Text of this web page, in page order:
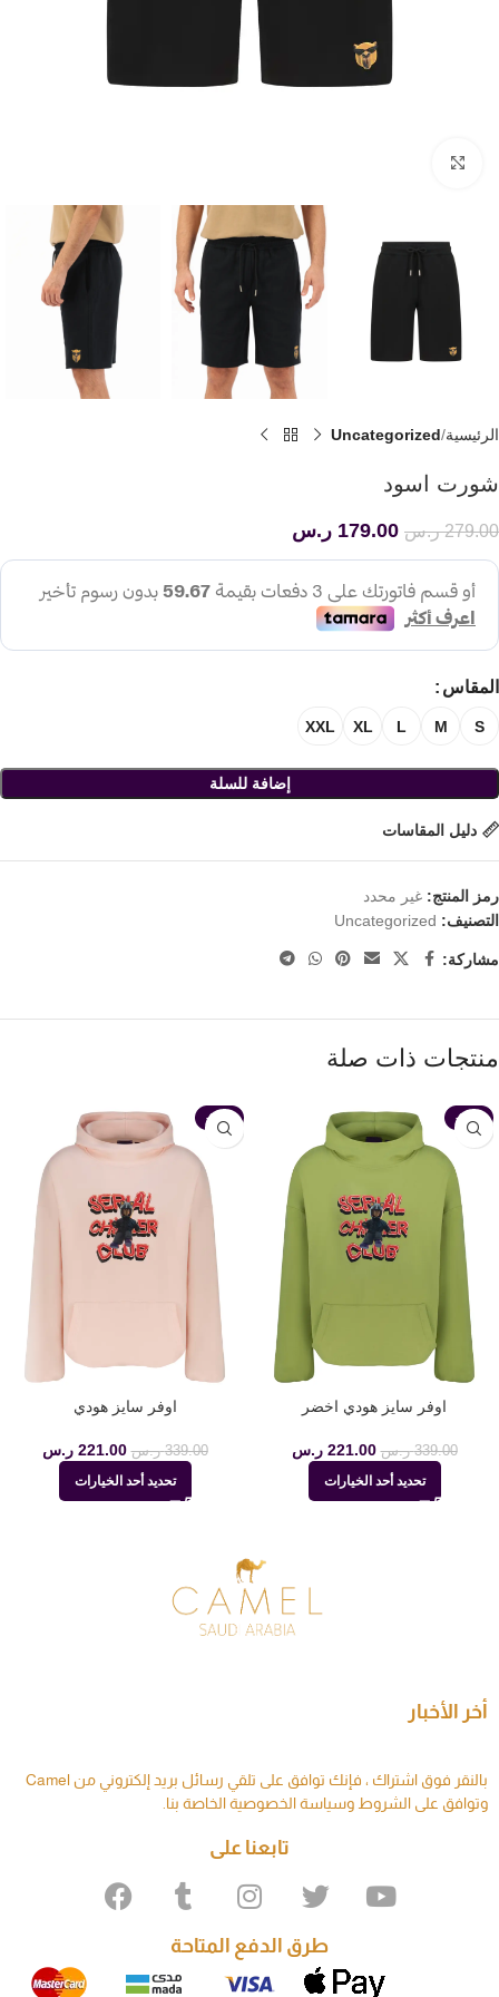
الرئيسية Uncategorized
شورت اسود
279.00 ر.س 179.00 ر.س
المقاس
S
M
L
XL
XXL
إضافة للسلة
دليل المقاسات
رمز المنتج: غير محدد
التصنيف: Uncategorized
مشاركة:
منتجات ذات صلة
-35%
اوفر سايز هودي اخضر
339.00 ر.س 221.00 ر.س
تحديد أحد الخيارات
-35%
اوفر سايز هودي
339.00 ر.س 221.00 ر.س
تحديد أحد الخيارات
أخر الأخبار
بالنقر فوق اشتراك ، فإنك توافق على تلقي رسائل بريد إلكتروني من Camel
وتوافق على الشروط وسياسة الخصوصية الخاصة بنا.
تابعنا على
طرق الدفع المتاحة